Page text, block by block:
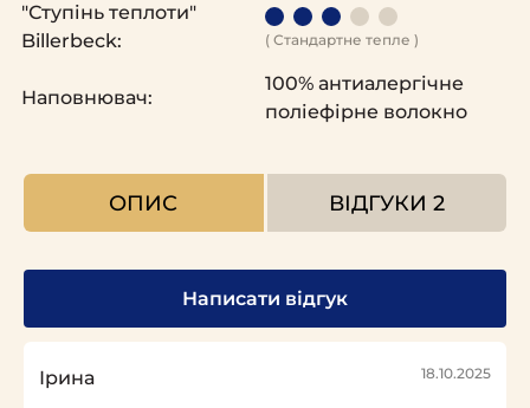
"Ступінь теплоти"
Billerbeck:
( Стандартне тепле )
Наповнювач:
100% антиалергічне
поліефірне волокно
ОПИС ВІДГУКИ 2
Написати відгук
Ірина 18.10.2025